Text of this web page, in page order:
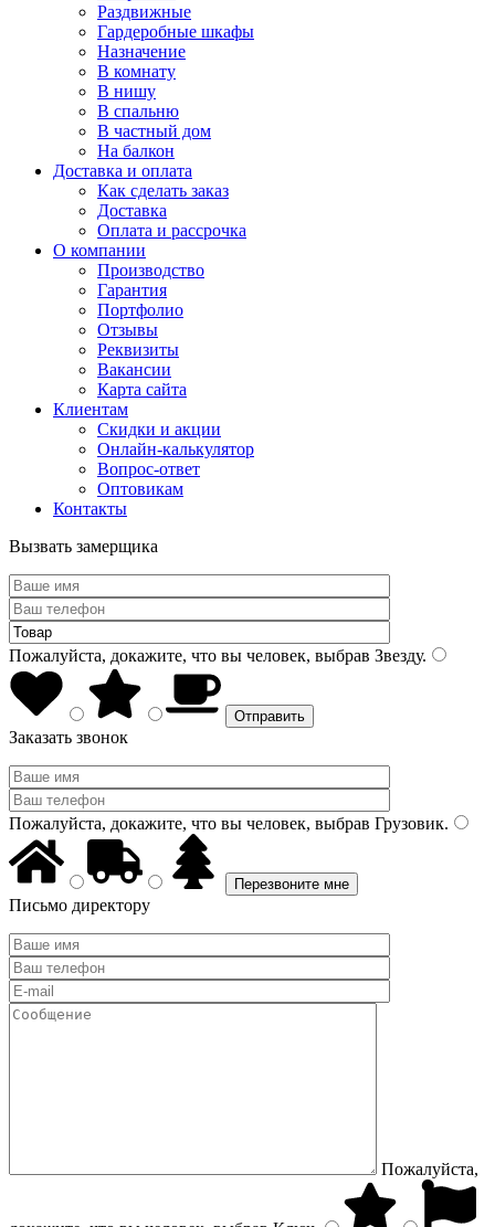
Раздвижные
Гардеробные шкафы
Назначение
В комнату
В нишу
В спальню
В частный дом
На балкон
Доставка и оплата
Как сделать заказ
Доставка
Оплата и рассрочка
О компании
Производство
Гарантия
Портфолио
Отзывы
Реквизиты
Вакансии
Карта сайта
Клиентам
Скидки и акции
Онлайн-калькулятор
Вопрос-ответ
Оптовикам
Контакты
Вызвать замерщика
Пожалуйста, докажите, что вы человек, выбрав Звезду.
Заказать звонок
Пожалуйста, докажите, что вы человек, выбрав Грузовик.
Письмо директору
Пожалуйста,